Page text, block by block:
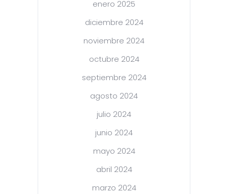
enero 2025
diciembre 2024
noviembre 2024
octubre 2024
septiembre 2024
agosto 2024
julio 2024
junio 2024
mayo 2024
abril 2024
marzo 2024